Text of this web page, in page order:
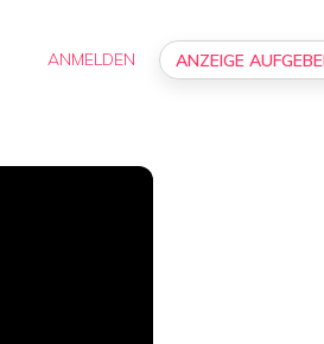
ANMELDEN ANZEIGE